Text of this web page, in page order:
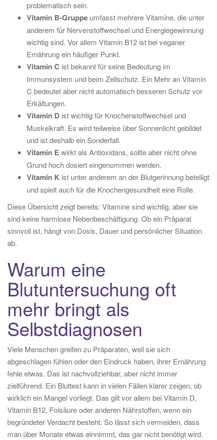
problematisch sein.
Vitamin B-Gruppe umfasst mehrere Vitamine, die unter
anderem für Nervenstoffwechsel und Energiegewinnung
wichtig sind. Vor allem Vitamin B12 ist bei veganer
Ernährung ein häufiger Punkt.
Vitamin C ist bekannt für seine Bedeutung im
Immunsystem und beim Zellschutz. Ein Mehr an Vitamin
C bedeutet aber nicht automatisch besseren Schutz vor
Erkältungen.
Vitamin D ist wichtig für Knochenstoffwechsel und
Muskelkraft. Es wird teilweise über Sonnenlicht gebildet
und ist deshalb ein Sonderfall.
Vitamin Ewirkt als Antioxidans, sollte aber nicht ohne
Grund hoch dosiert eingenommen werden.
Vitamin K ist unter anderem an der Blutgerinnung beteiligt
und spielt auch für die Knochengesundheit eine Rolle.
Diese Übersicht zeigt bereits: Vitamine sind wichtig, aber sie
sind keine harmlose Nebenbeschäftigung. Ob ein Präparat
sinnvoll ist, hängt von Dosis, Dauer und persönlicher Situation
ab.
Warum eine
Blutuntersuchung oft
mehr bringt als
Selbstdiagnosen
Viele Menschen greifen zu Präparaten, weil sie sich
abgeschlagen fühlen oder den Eindruck haben, ihrer Ernährung
fehle etwas. Das ist nachvollziehbar, aber nicht immer
zielführend. Ein Bluttest kann in vielen Fällen klarer zeigen, ob
wirklich ein Mangel vorliegt. Das gilt vor allem bei Vitamin D,
Vitamin B12, Folsäure oder anderen Nährstoffen, wenn ein
begründeter Verdacht besteht. So lässt sich vermeiden, dass
man über Monate etwas einnimmt, das gar nicht benötigt wird.